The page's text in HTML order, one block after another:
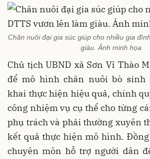
Chăn nuôi đại gia súc giúp cho nhiều gia
giàu. Ảnh minh họa
Chủ tịch UBND xã Sơn Vĩ Thào
để mô hình chăn nuôi bò sinh
khai thực hiện hiệu quả, chính
công nhiệm vụ cụ thể cho từng
phụ trách và phải thường xuyên
kết quả thực hiện mô hình.
chuyên môn hỗ trợ người dân